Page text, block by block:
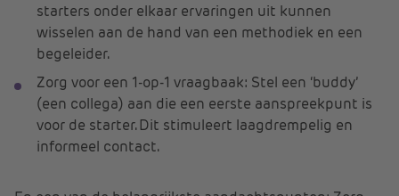
starters onder elkaar ervaringen uit kunnen
wisselen aan de hand van een methodiek en een
begeleider.
Zorg voor een 1-op-1 vraagbaak: Stel een ‘buddy’
(een collega) aan die een eerste aanspreekpunt is
voor de starter. Dit stimuleert laagdrempelig en
informeel contact.